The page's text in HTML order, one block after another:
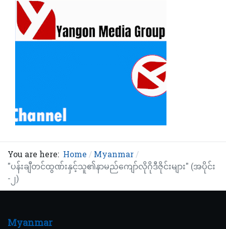
You are here: Home
Myanmar
"ပန်းချီတင်ထွဏ်းနှင့်သူ၏နာမည်ကျော်လိုဂိုဒီဇိုင်းများ" (အပိုင်း
-၂)
Myanmar